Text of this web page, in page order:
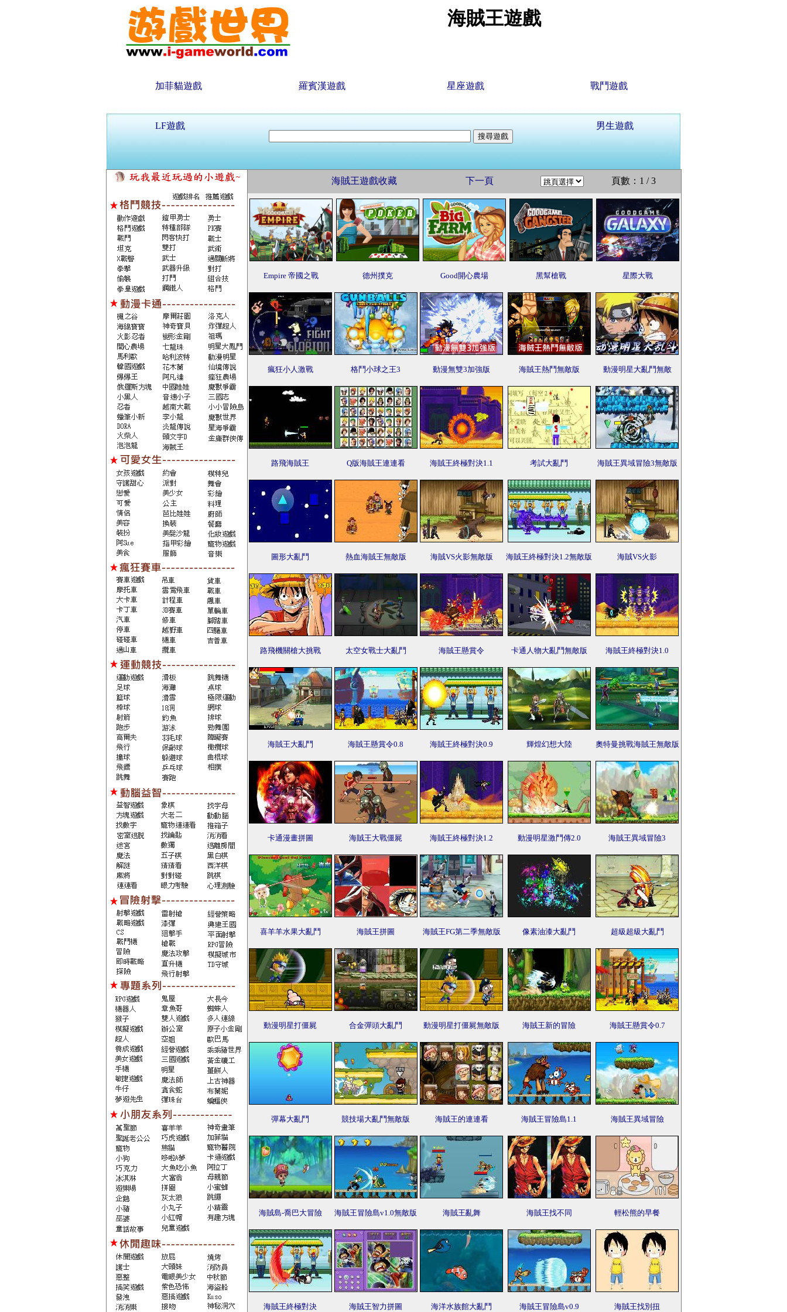
海賊王遊戲
加菲貓遊戲 羅賓漢遊戲 星座遊戲 戰鬥遊戲
LF遊戲 男生遊戲
海賊王遊戲收藏 下一頁 頁數：1 / 3
Empire 帝國之戰 德州撲克 Good開心農場 黑幫槍戰 星際大戰
瘋狂小人激戰 格鬥小球之王3 動漫無雙3加強版 海賊王熱鬥無敵版 動漫明星大亂鬥無敵
路飛海賊王 Q版海賊王連連看 海賊王終極對決1.1 考試大亂鬥 海賊王異域冒險3無敵版
圖形大亂鬥 熱血海賊王無敵版 海賊VS火影無敵版 海賊王終極對決1.2無敵版 海賊VS火影
路飛機關槍大挑戰 太空女戰士大亂鬥 海賊王懸賞令 卡通人物大亂鬥無敵版 海賊王終極對決1.0
海賊王大亂鬥 海賊王懸賞令0.8 海賊王終極對決0.9 輝煌幻想大陸 奧特曼挑戰海賊王無敵版
卡通漫畫拼圖 海賊王大戰僵屍 海賊王終極對決1.2 動漫明星激鬥傳2.0 海賊王異域冒險3
喜羊羊水果大亂鬥 海賊王拼圖 海賊王FG第二季無敵版 像素油漆大亂鬥 超級超級大亂鬥
動漫明星打僵屍 合金彈頭大亂鬥 動漫明星打僵屍無敵版 海賊王新的冒險 海賊王懸賞令0.7
彈幕大亂鬥 競技場大亂鬥無敵版 海賊王的連連看 海賊王冒險島1.1 海賊王異域冒險
海賊島-喬巴大冒險 海賊王冒險島v1.0無敵版 海賊王亂舞 海賊王找不同 輕松熊的早餐
海賊王終極對決 海賊王智力拼圖 海洋水族館大亂鬥 海賊王冒險島v0.9 海賊王找別扭